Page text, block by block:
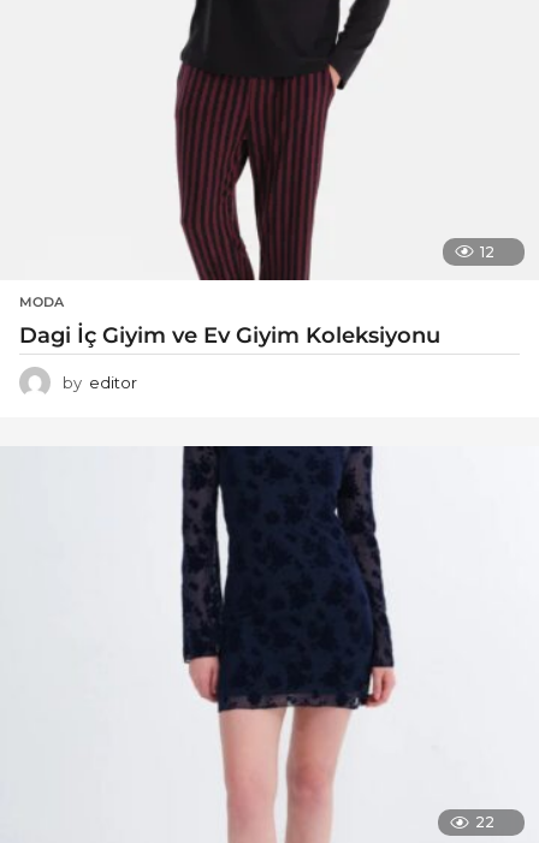
12
MODA
Dagi İç Giyim ve Ev Giyim Koleksiyonu
by editor
22